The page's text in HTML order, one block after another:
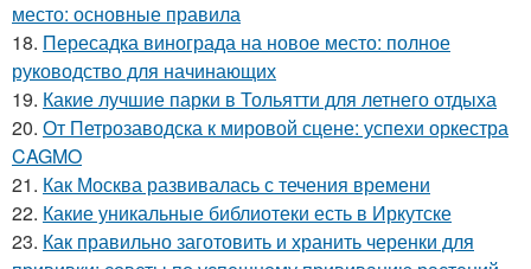
место: основные правила
18. Пересадка винограда на новое место: полное
руководство для начинающих
19. Какие лучшие парки в Тольятти для летнего отдыха
20. От Петрозаводска к мировой сцене: успехи оркестра
CAGMO
21. Как Москва развивалась с течения времени
22. Какие уникальные библиотеки есть в Иркутске
23. Как правильно заготовить и хранить черенки для